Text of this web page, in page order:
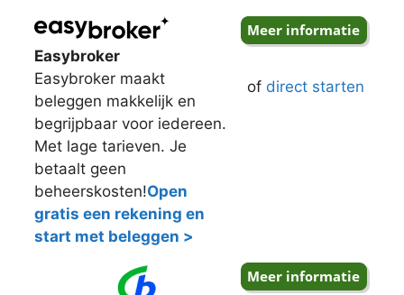
Easybroker
Easybroker maakt
beleggen makkelijk en
begrijpbaar voor iedereen.
Met lage tarieven. Je
betaalt geen
beheerskosten!Open
gratis een rekening en
start met beleggen >
of direct starten